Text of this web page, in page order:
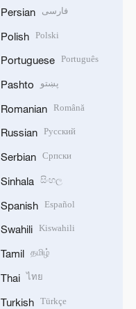
Persian فارسی
Polish Polski
Portuguese Português
Pashto پښتو
Romanian Română
Russian Русский
Serbian Српски
Sinhala සිංහල
Spanish Español
Swahili Kiswahili
Tamil தமிழ்
Thai ไทย
Turkish Türkçe